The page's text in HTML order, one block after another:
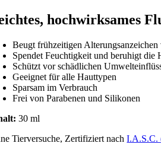
hochwirksames
Beugt frühzeitigen Alterungsanzeichen
Spendet Feuchtigkeit und beruhigt die
Schützt vor schädlichen
Geeignet für alle Hauttypen
Sparsam im Verbrauch
Frei von Parabenen und Silikonen
30 ml
Tierversuche, Zertifiziert nachI.A.S.C.